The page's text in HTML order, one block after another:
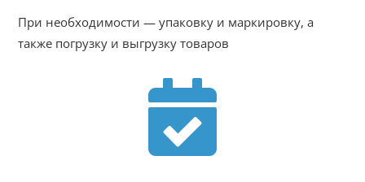
При необходимости — упаковку и маркировку, а
также погрузку и выгрузку товаров
